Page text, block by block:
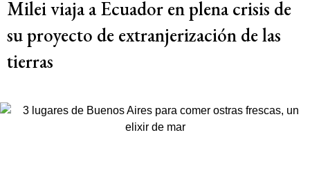
Milei viaja a Ecuador en plena crisis de
su proyecto de extranjerización de las
tierras